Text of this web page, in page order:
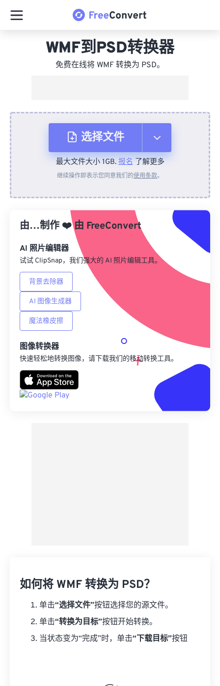
WMF到PSD转换器
免费在线将 WMF 转换为 PSD。
选择文件
从设备
来自 Google Drive
从 OneDrive
来自网址
最大文件大小 1GB.报名了解更多
继续操作即表示您同意我们的使用条款。
由…制作 ❤️由 FreeConvert
AI 照片编辑器
试试 ClipSnap，我们强大的 AI 照片编辑工具。
背景去除器
AI 图像生成器
魔法橡皮擦
图像转换器
快速轻松地转换图像，请下载我们的移动转换工具。
如何将 WMF 转换为 PSD？
单击“选择文件”按钮选择您的源文件。
单击“转换为目标”按钮开始转换。
当状态变为“完成”时，单击“下载目标”按钮